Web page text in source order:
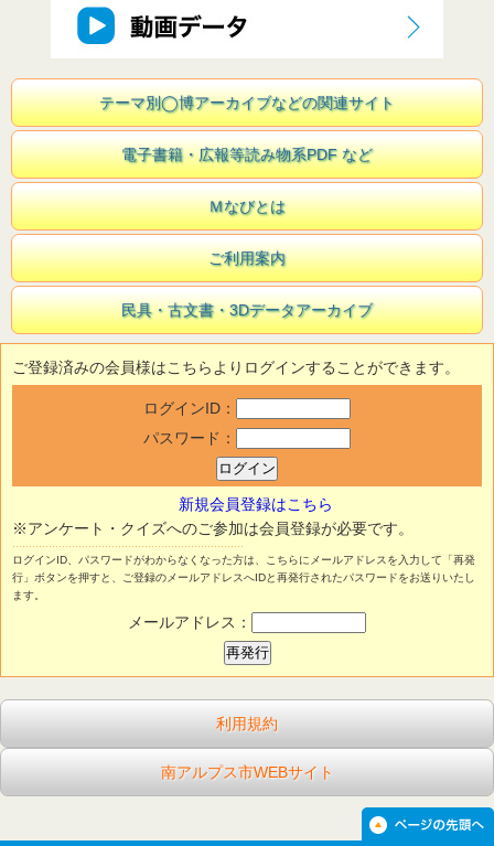
テーマ別◯博アーカイブなどの関連サイト
電子書籍・広報等読み物系PDF など
Ｍなびとは
ご利用案内
民具・古文書・3Dデータアーカイブ
ご登録済みの会員様はこちらよりログインすることができます。
ログインID：
パスワード：
新規会員登録はこちら
※アンケート・クイズへのご参加は会員登録が必要です。
ログインID、パスワードがわからなくなった方は、こちらにメールアドレスを入力して「再発
行」ボタンを押すと、ご登録のメールアドレスへIDと再発行されたパスワードをお送りいたし
ます。
メールアドレス：
利用規約
南アルプス市WEBサイト